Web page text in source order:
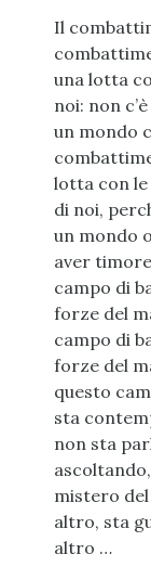
Il
una lotta
noi: non
un mondo
lotta con
di noi,
un mondo
aver
campo di
forze del
campo di
forze del
questo
sta
non sta
mistero
altro, sta
altro …